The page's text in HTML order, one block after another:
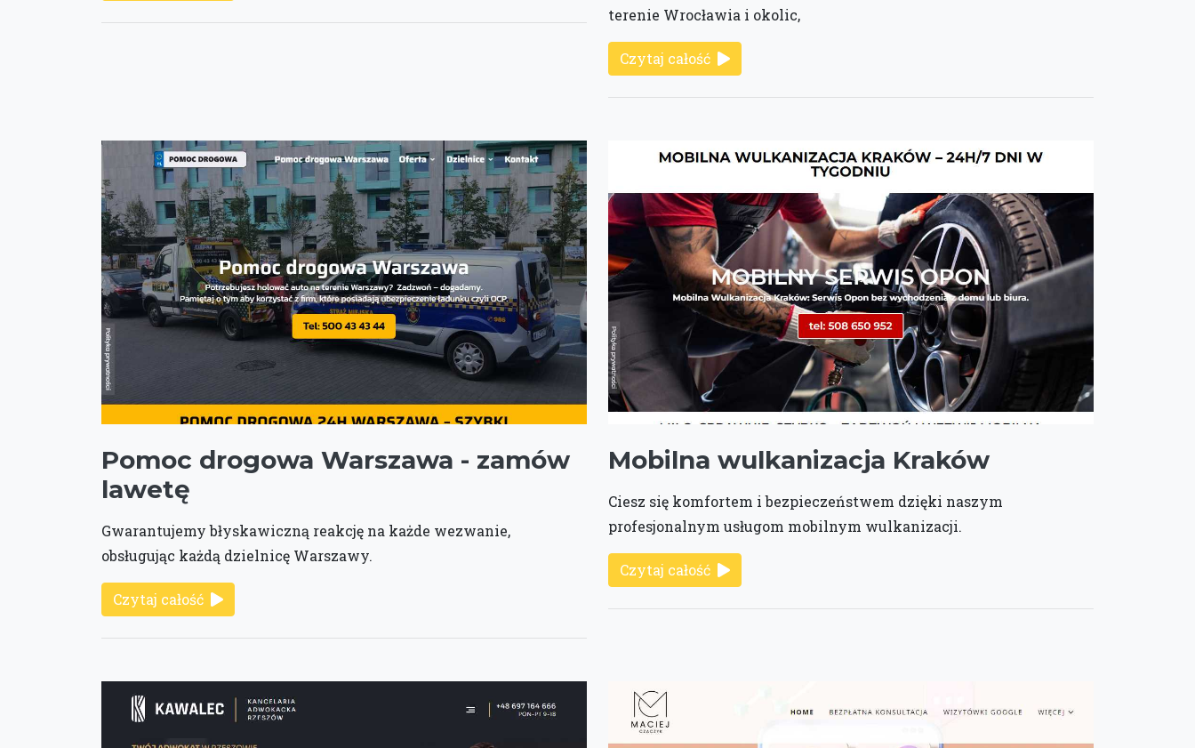
terenie Wrocławia i okolic,
Czytaj całość
Pomoc drogowa Warszawa - zamów
lawetę
Gwarantujemy błyskawiczną reakcję na każde wezwanie,
obsługując każdą dzielnicę Warszawy.
Czytaj całość
Mobilna wulkanizacja Kraków
Ciesz się komfortem i bezpieczeństwem dzięki naszym
profesjonalnym usługom mobilnym wulkanizacji.
Czytaj całość